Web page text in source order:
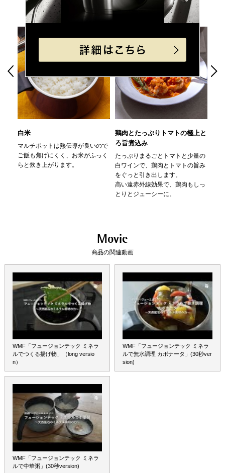
ガラスの様に滑らかだからこびり
つきにくく、汚れが簡単に落ちま
す。
一般的な鋳物ホーロー鍋に比べ
30%以上も軽量。
負担がないから毎日の料理が楽し
めます。
とにかく丈夫
くく丈夫。食器洗浄機も安心して
扱い説明書をご確認の上、お使いくだ
さい。
04
冷蔵庫での
での保存が可能です。
IHを含むオール熱源対応
※「ライスポット20cm」はIH非対
ーのIHは使用可能。）
取っ手が中空になっていて
こちらの商品を使ったレシピ
白米
マルチポットは熱伝導が良いので
ご飯も焦げにくく、お米がふっく
らと炊き上がります。
鶏肉とたっぷりトマトの極上と
ろ旨煮込み
たっぷりまるごとトマトと少量の
白ワインで、鶏肉とトマトの旨み
をぐっと引き出します。
高い遠赤外線効果で、鶏肉もしっ
とりとジューシーに。
Movie
商品の関連動画
WMF「フュージョンテック ミネラ
ルでつくる揚げ物」（long versio
n）
WMF「フュージョンテック ミネラ
ルで無水調理 カポナータ」(30秒ver
sion)
WMF「フュージョンテック ミネラ
ルで中華粥」(30秒version)